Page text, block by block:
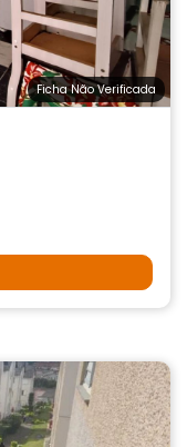
Ficha Não Verificada